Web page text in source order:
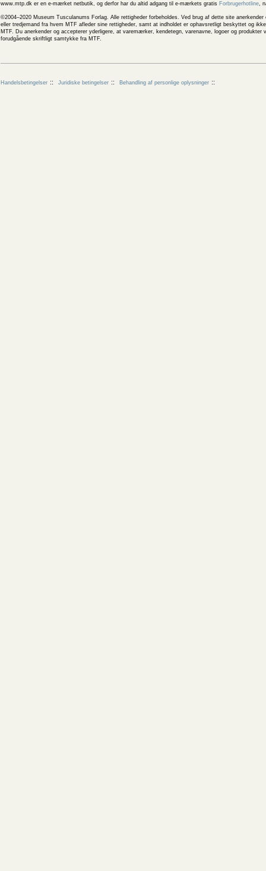
www.mtp.dk er en e-mærket netbutik, og derfor har du altid adgang til e-mærkets gratis Forbrugerhotline,
©2004–2020 Museum Tusculanums Forlag. Alle rettigheder forbeholdes. Ved brug af dette site
eller tredjemand fra hvem MTF afleder sine rettigheder, samt at indholdet er ophavsretligt beskyttet og
MTF. Du anerkender og accepterer yderligere, at varemærker, kendetegn, varenavne, logoer og
forudgående skriftligt samtykke fra MTF.
Handelsbetingelser Juridiske betingelser Behandling af personlige oplysninger